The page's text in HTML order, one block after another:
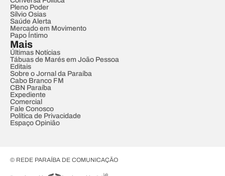
Pleno Poder
Sílvio Osias
Saúde Alerta
Mercado em Movimento
Papo Íntimo
Mais
Últimas Notícias
Tábuas de Marés em João Pessoa
Editais
Sobre o Jornal da Paraíba
Cabo Branco FM
CBN Paraíba
Expediente
Comercial
Fale Conosco
Política de Privacidade
Espaço Opinião
© REDE PARAÍBA DE COMUNICAÇÃO